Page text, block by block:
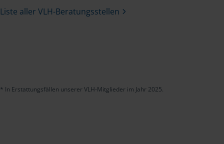
Liste aller VLH-Beratungsstellen
* In Erstattungsfällen unserer VLH-Mitglieder im Jahr 2025.